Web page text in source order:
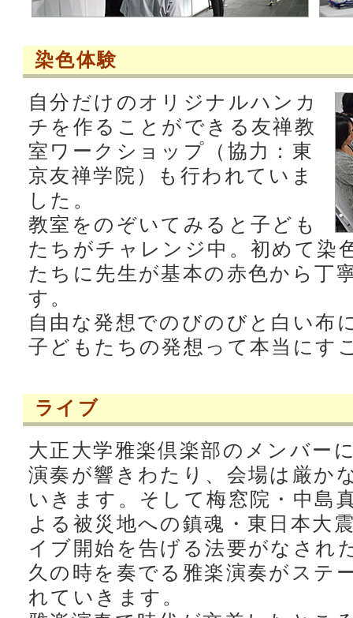
染色体験
自分だけのオリジナルハンカ
チを作ることができる友禅教
室ワークショップ（協力：東
京友禅学院）も行われていま
した。
教室をのぞいてみると子ども
たちがチャレンジ中。初めて染
たちに先生が基本の赤色から丁
す。
自由な発想でのびのびと白い布
子どもたちの発想って本当にす
ライブ
大正大学雅楽倶楽部のメンバー
演奏が響きわたり、会場は厳か
いきます。そして梅窓院・中島
よる被災地への鎮魂・東日本大
イブ開始を告げる法要がなされ
久の時を奏でる雅楽演奏がステ
れていきます。